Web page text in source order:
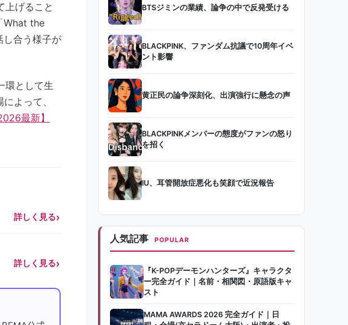
げること
What the
合う様子が
環として生
よって、
最新】
詳しく見る
詳しく見る
BTSジミンの業績、論争の中で反発受ける
BLACKPINK、ファンダム抗議で10周年イベ
ント影響
黄正民の論争深刻化、出演強行に懸念の声
BLACKPINKメンバーの態度がファンの怒り
を招く
IU、耳管開放症悪化も笑顔で近況報告
人気記事 POPULAR
『K-POPデーモンハンターズ』キャラクタ
ー完全ガイド｜名前・相関図・原語版キャ
スト
MAMA AWARDS 2026 完全ガイド｜日